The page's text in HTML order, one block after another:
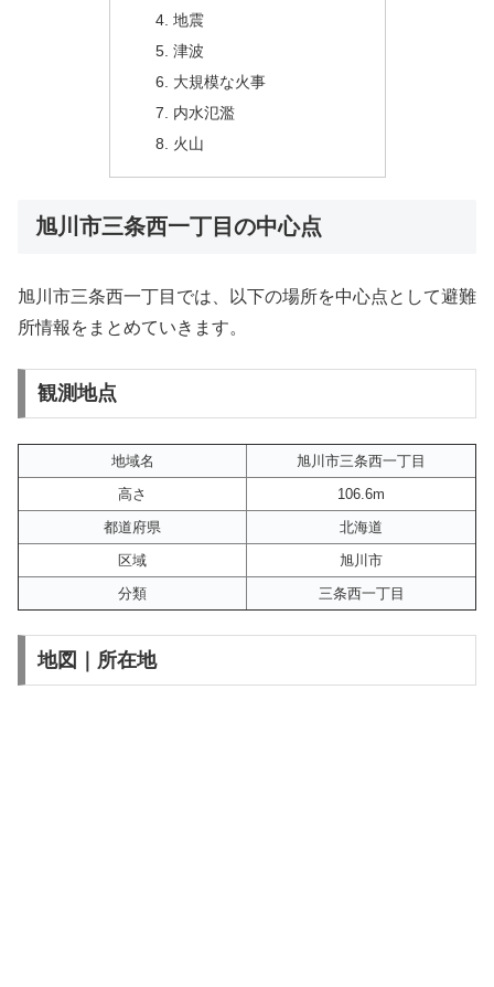
地震
津波
大規模な火事
内水氾濫
火山
旭川市三条西一丁目の中心点
旭川市三条西一丁目では、以下の場所を中心点として避難
所情報をまとめていきます。
観測地点
地域名
旭川市三条西一丁目
高さ
106.6m
都道府県
北海道
区域
旭川市
分類
三条西一丁目
地図｜所在地